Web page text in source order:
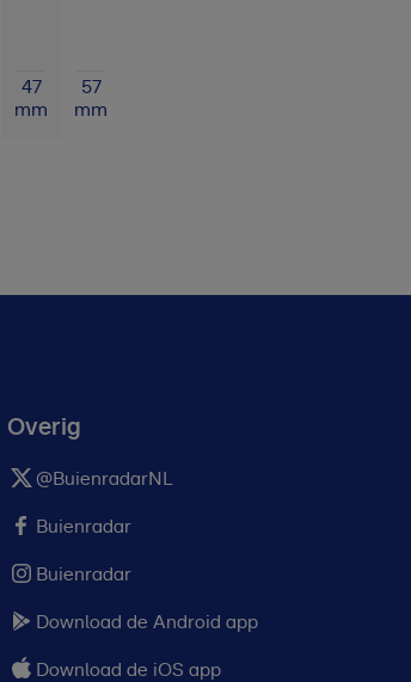
47
mm
57
mm
Overig
@BuienradarNL
Buienradar
Buienradar
Download de Android app
Download de iOS app